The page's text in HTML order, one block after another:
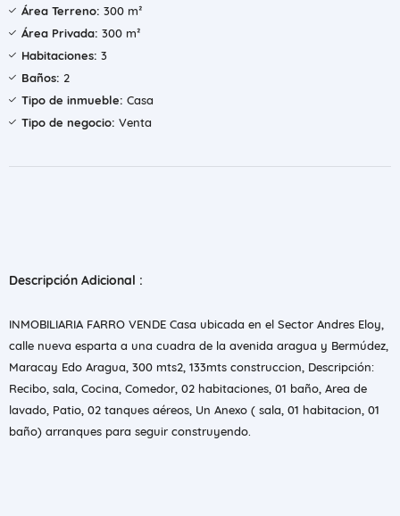
Área Terreno: 300 m²
Área Privada: 300 m²
Habitaciones: 3
Baños: 2
Tipo de inmueble: Casa
Tipo de negocio: Venta
Descripción Adicional :
INMOBILIARIA FARRO VENDE Casa ubicada en el Sector Andres Eloy,
calle nueva esparta a una cuadra de la avenida aragua y Bermúdez,
Maracay Edo Aragua, 300 mts2, 133mts construccion, Descripción:
Recibo, sala, Cocina, Comedor, 02 habitaciones, 01 baño, Area de
lavado, Patio, 02 tanques aéreos, Un Anexo ( sala, 01 habitacion, 01
baño) arranques para seguir construyendo.